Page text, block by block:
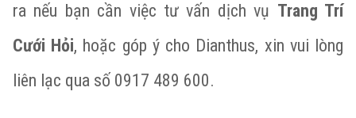
ra nếu bạn cần việc tư vấn dịch vụ Trang Trí
Cưới Hỏi, hoặc góp ý cho Dianthus, xin vui lòng
liên lạc qua số 0917 489 600.